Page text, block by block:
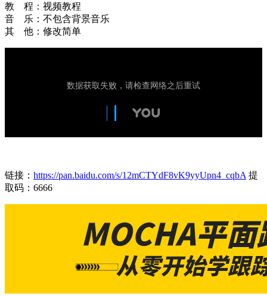
教 程：视频教程
音 乐：不包含背景音乐
其 他：修改简单
链接： https://pan.baidu.com/s/12mCTYdF8vK9yyUpn4_cqbA提
取码：6666